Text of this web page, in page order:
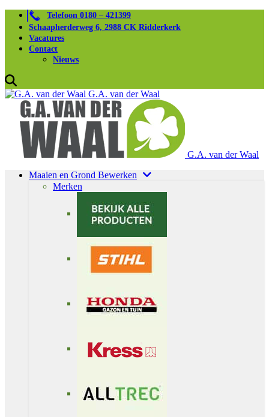
Telefoon 0180 – 421399
Schaapherderweg 6, 2988 CK Ridderkerk
Vacatures
Contact
Nieuws
G.A. van der Waal
G.A. van der Waal
Maaien en Grond Bewerken
Merken